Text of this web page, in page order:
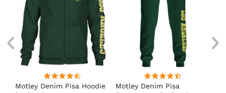
Motley Denim Pisa Hoodie
Motley Denim Pisa